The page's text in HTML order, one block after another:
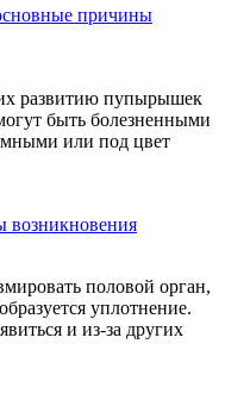
причины
развитию пупырышек
быть болезненными
или под цвет
половой орган,
уплотнение.
и из-за других